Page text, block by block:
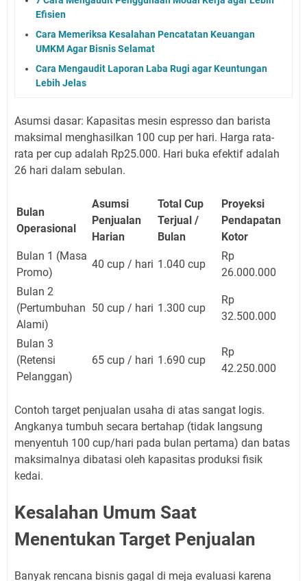
Efisien
Cara Memeriksa Kesalahan Pencatatan Keuangan
UMKM Agar Bisnis Selamat
Cara Mengaudit Laporan Laba Rugi agar Keuntungan
Lebih Jelas
Asumsi dasar: Kapasitas mesin espresso dan barista
maksimal menghasilkan 100 cup per hari. Harga rata-
rata per cup adalah Rp25.000. Hari buka efektif adalah
26 hari dalam sebulan.
Bulan
Operasional
Asumsi
Penjualan
Harian
Total Cup
Terjual /
Bulan
Proyeksi
Pendapatan
Kotor
Bulan 1 (Masa
Promo)
40 cup / hari 1.040 cup
Rp
26.000.000
Bulan 2
(Pertumbuhan
Alami)
50 cup / hari 1.300 cup
Rp
32.500.000
Bulan 3
(Retensi
Pelanggan)
65 cup / hari 1.690 cup
Rp
42.250.000
Contoh target penjualan usaha di atas sangat logis.
Angkanya tumbuh secara bertahap (tidak langsung
menyentuh 100 cup/hari pada bulan pertama) dan batas
maksimalnya dibatasi oleh kapasitas produksi fisik
kedai.
Kesalahan Umum Saat
Menentukan Target Penjualan
Banyak rencana bisnis gagal di meja evaluasi karena